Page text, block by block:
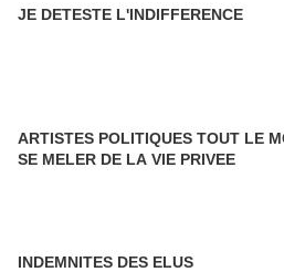
JE DETESTE L'INDIFFERENCE
ARTISTES POLITIQUES TOUT LE
SE MELER DE LA VIE PRIVEE
INDEMNITES DES ELUS